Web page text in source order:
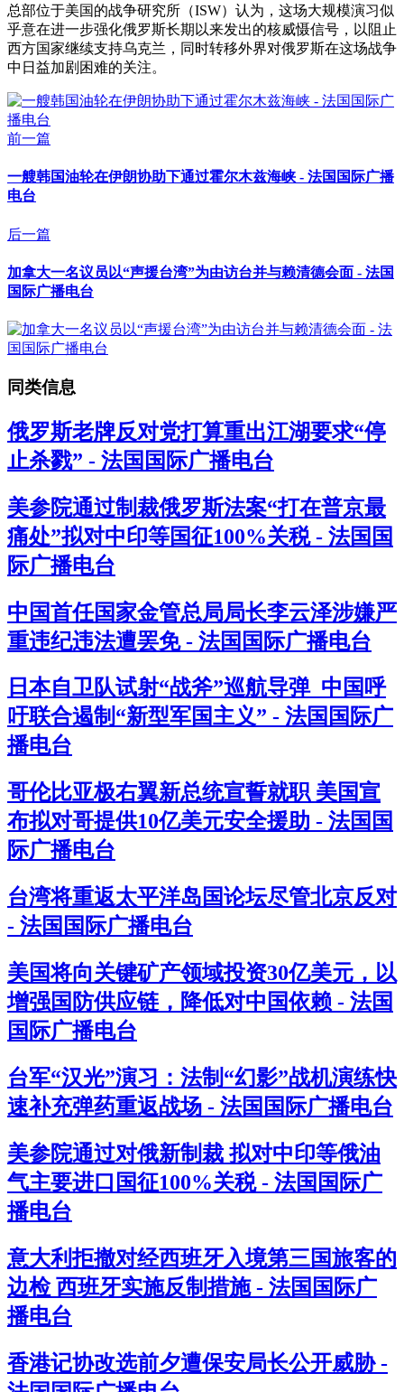
总部位于美国的战争研究所（ISW）认为，这场大规模演习似
乎意在进一步强化俄罗斯长期以来发出的核威慑信号，以阻止
西方国家继续支持乌克兰，同时转移外界对俄罗斯在这场战争
中日益加剧困难的关注。
前一篇
一艘韩国油轮在伊朗协助下通过霍尔木兹海峡 - 法国国际广播
电台
后一篇
加拿大一名议员以“声援台湾”为由访台并与赖清德会面 - 法国
国际广播电台
同类信息
俄罗斯老牌反对党打算重出江湖要求“停
止杀戮” - 法国国际广播电台
美参院通过制裁俄罗斯法案“打在普京最
痛处”拟对中印等国征100%关税 - 法国国
际广播电台
中国首任国家金管总局局长李云泽涉嫌严
重违纪违法遭罢免 - 法国国际广播电台
日本自卫队试射“战斧”巡航导弹 中国呼
吁联合遏制“新型军国主义” - 法国国际广
播电台
哥伦比亚极右翼新总统宣誓就职 美国宣
布拟对哥提供10亿美元安全援助 - 法国国
际广播电台
台湾将重返太平洋岛国论坛尽管北京反对
- 法国国际广播电台
美国将向关键矿产领域投资30亿美元，以
增强国防供应链，降低对中国依赖 - 法国
国际广播电台
台军“汉光”演习：法制“幻影”战机演练快
速补充弹药重返战场 - 法国国际广播电台
美参院通过对俄新制裁 拟对中印等俄油
气主要进口国征100%关税 - 法国国际广
播电台
意大利拒撤对经西班牙入境第三国旅客的
边检 西班牙实施反制措施 - 法国国际广
播电台
香港记协改选前夕遭保安局长公开威胁 -